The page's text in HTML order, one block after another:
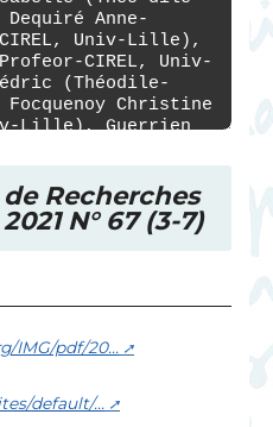
Recherches
2021 N° 67 (3-7)
IMG/pdf/20...
default/...